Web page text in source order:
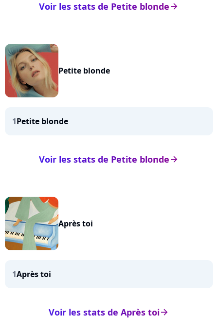
arrow_right
Voir les stats de Petite blonde
Petite blonde
1Petite blonde
arrow_right
Voir les stats de Petite blonde
Après toi
1Après toi
arrow_right
Voir les stats de Après toi